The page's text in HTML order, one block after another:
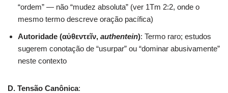
“ordem” — não “mudez absoluta” (ver 1Tm 2:2, onde o
mesmo termo descreve oração pacífica)
Autoridade (αὐθεντεῖν, authentein): Termo raro; estudos
sugerem conotação de “usurpar” ou “dominar abusivamente”
neste contexto
D. Tensão Canônica: